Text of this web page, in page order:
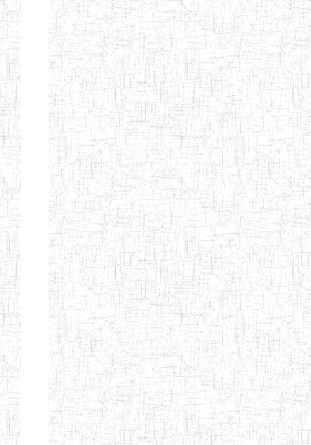
Nature
Arrondissement
Denomination Création Type
ENIEG DE
MBALMAYO
01/08/2000 ENIEG
ENIEG DE
YOKADOUMA
11/07/2012 ENIEG
ENIEG
D'ABONG
MBANG
10/07/1983 ENIEG
ENIEG DE
BATOURI
12/06/2001 ENIEG